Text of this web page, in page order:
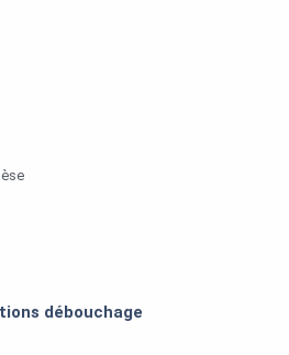
débouchage